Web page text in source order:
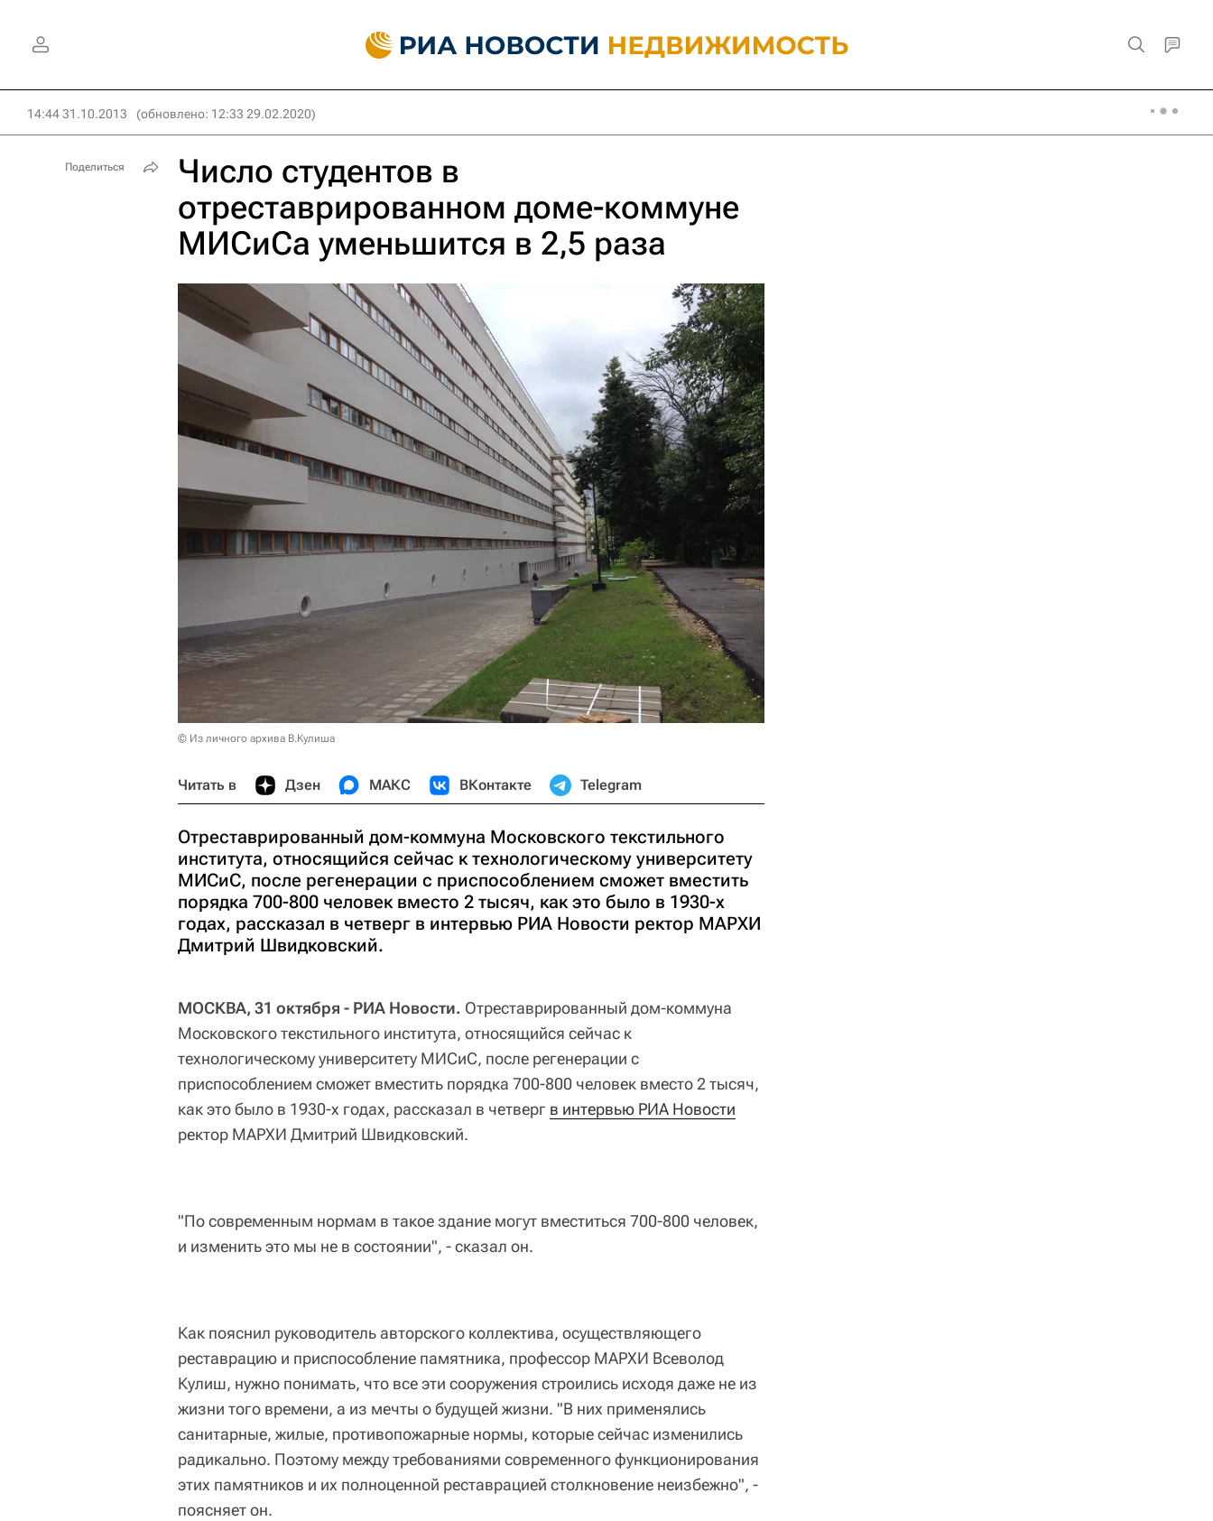
14:44 31.10.2013 (обновлено: 12:33 29.02.2020)
Число студентов в
отреставрированном доме-коммуне
МИСиСа уменьшится в 2,5 раза
© Из личного архива В.Кулиша
Читать в Дзен МАКС ВКонтакте Telegram
Отреставрированный дом-коммуна Московского текстильного
института, относящийся сейчас к технологическому университету
МИСиС, после регенерации с приспособлением сможет вместить
порядка 700-800 человек вместо 2 тысяч, как это было в 1930-х
годах, рассказал в четверг в интервью РИА Новости ректор МАРХИ
Дмитрий Швидковский.
МОСКВА, 31 октября - РИА Новости. Отреставрированный дом-коммуна
Московского текстильного института, относящийся сейчас к
технологическому университету МИСиС, после регенерации с
приспособлением сможет вместить порядка 700-800 человек вместо 2 тысяч,
как это было в 1930-х годах, рассказал в четверг в интервью РИА Новости
ректор МАРХИ Дмитрий Швидковский.
"По современным нормам в такое здание могут вместиться 700-800 человек,
и изменить это мы не в состоянии", - сказал он.
Как пояснил руководитель авторского коллектива, осуществляющего
реставрацию и приспособление памятника, профессор МАРХИ Всеволод
Кулиш, нужно понимать, что все эти сооружения строились исходя даже не из
жизни того времени, а из мечты о будущей жизни. "В них применялись
санитарные, жилые, противопожарные нормы, которые сейчас изменились
радикально. Поэтому между требованиями современного функционирования
этих памятников и их полноценной реставрацией столкновение неизбежно", -
поясняет он.
Поделиться